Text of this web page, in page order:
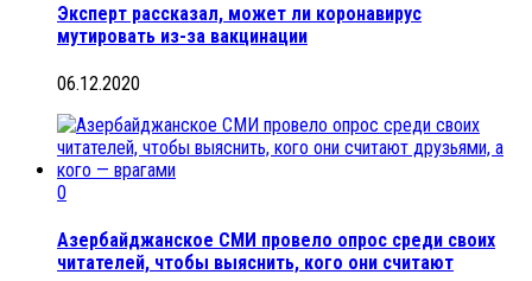
Эксперт рассказал, может ли коронавирус
мутировать из-за вакцинации
06.12.2020
0
Азербайджанское СМИ провело опрос среди своих
читателей, чтобы выяснить, кого они считают